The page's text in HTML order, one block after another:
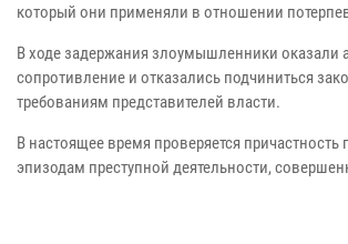
который они применяли в отношении
В ходе задержания злоумышленники оказали
сопротивление и отказались подчиниться
требованиям представителей власти.
В настоящее время проверяется причастность
эпизодам преступной деятельности,